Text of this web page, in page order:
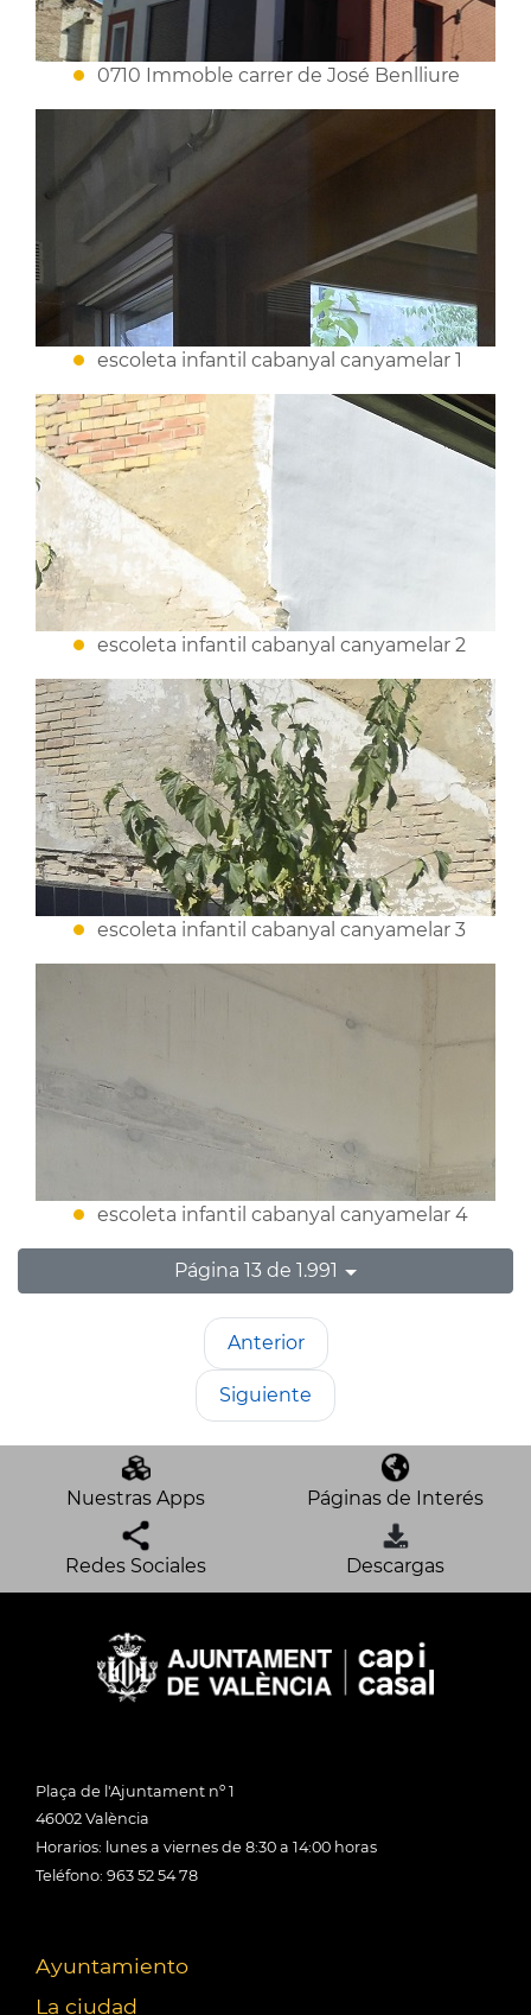
0710 Immoble carrer de José Benlliure
escoleta infantil cabanyal canyamelar 1
escoleta infantil cabanyal canyamelar 2
escoleta infantil cabanyal canyamelar 3
escoleta infantil cabanyal canyamelar 4
Página 13 de 1.991
Anterior
Siguiente
Nuestras Apps Páginas de Interés
Redes Sociales Descargas
Plaça de l'Ajuntament nº 1
46002 València
Horarios: lunes a viernes de 8:30 a 14:00 horas
Teléfono: 963 52 54 78
Ayuntamiento
La ciudad